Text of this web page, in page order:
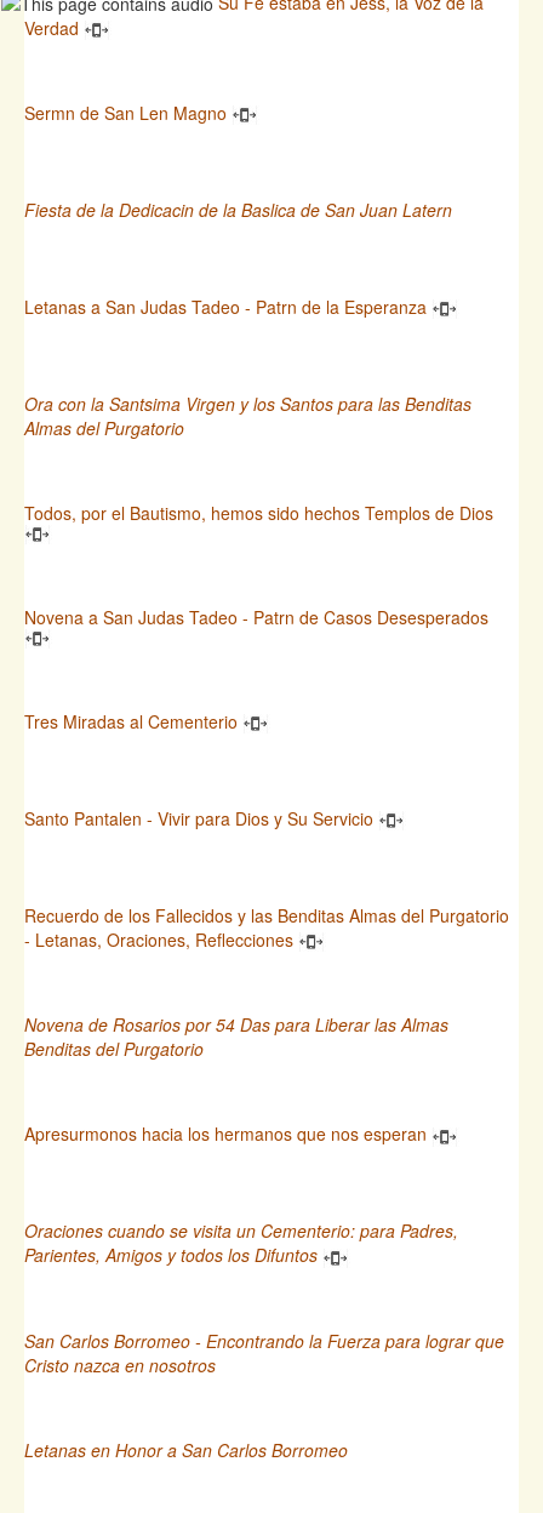
Verdad
Sermn de San Len Magno
Fiesta de la Dedicacin de la Baslica de San Juan Latern
Letanas a San Judas Tadeo - Patrn de la Esperanza
Ora con la Santsima Virgen y los Santos para las Benditas
Almas del Purgatorio
Todos, por el Bautismo, hemos sido hechos Templos de Dios
Novena a San Judas Tadeo - Patrn de Casos Desesperados
Tres Miradas al Cementerio
Santo Pantalen - Vivir para Dios y Su Servicio
Recuerdo de los Fallecidos y las Benditas Almas del Purgatorio
- Letanas, Oraciones, Reflecciones
Novena de Rosarios por 54 Das para Liberar las Almas
Benditas del Purgatorio
Apresurmonos hacia los hermanos que nos esperan
Oraciones cuando se visita un Cementerio: para Padres,
Parientes, Amigos y todos los Difuntos
San Carlos Borromeo - Encontrando la Fuerza para lograr que
Cristo nazca en nosotros
Letanas en Honor a San Carlos Borromeo